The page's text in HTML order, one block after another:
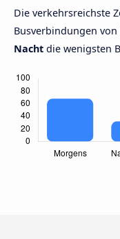
Die verkehrsreichste
Busverbindungen
Nacht die wenigsten